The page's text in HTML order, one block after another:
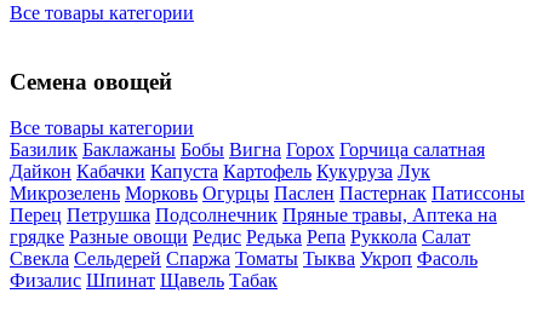
Все товары категории
Семена овощей
Все товары категории
Базилик Баклажаны Бобы Вигна Горох Горчица салатная
Дайкон Кабачки Капуста Картофель Кукуруза Лук
Микрозелень Морковь Огурцы Паслен Пастернак Патиссоны
Перец Петрушка Подсолнечник Пряные травы, Аптека на
грядке Разные овощи Редис Редька Репа Руккола Салат
Свекла Сельдерей Спаржа Томаты Тыква Укроп Фасоль
Физалис Шпинат Щавель Табак